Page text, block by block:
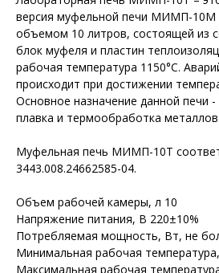
версия муфельной печи МИМП-10М
объемом 10 литров, состоящей из
блок муфеля и пластин
рабочая температура 1150°С.
происходит при достижении
Основное назначение данной печи
плавка и термообработка металлов.
Муфельная печь МИМП-10Т
3443.008.24662585-04.
Объем рабочей камеры, л 10
Напряжение питания, В 220±10%
Потребляемая мощность, Вт, не
Минимальная рабочая
Максимальная рабочая